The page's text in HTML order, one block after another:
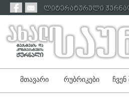
ლიტერატურული
მთავარი რუბრიკები ჩვენ